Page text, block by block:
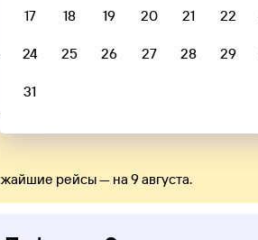
— Пафос
рейсы — на 9 августа.
17 18 19 20 21 22
24 25 26 27 28 29
31